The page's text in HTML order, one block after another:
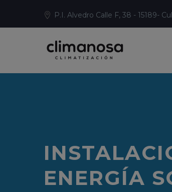
P.I. Alvedro Calle F, 38 - 15189-
ENERGÍA